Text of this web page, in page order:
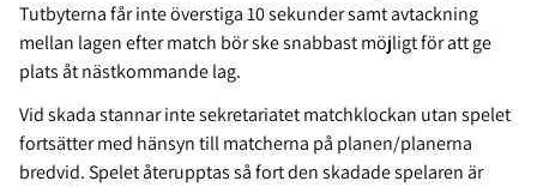
Tutbyterna får inte överstiga 10 sekunder samt avtackning
mellan lagen efter match bör ske snabbast möjligt för att ge
plats åt nästkommande lag.
Vid skada stannar inte sekretariatet matchklockan utan spelet
fortsätter med hänsyn till matcherna på planen/planerna
bredvid. Spelet återupptas så fort den skadade spelaren är